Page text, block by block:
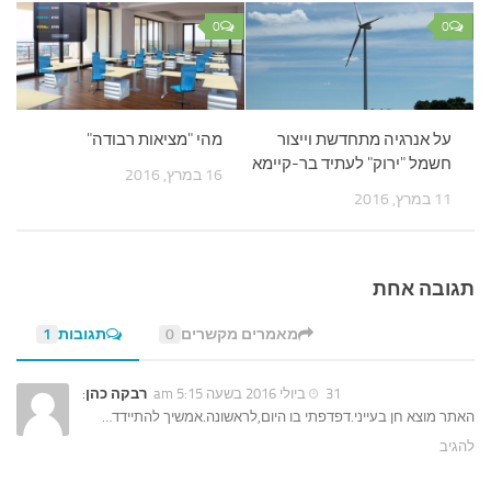
0
מהי "מציאות רבודה"
16 במרץ, 2016
0
על אנרגיה מתחדשת וייצור
חשמל "ירוק" לעתיד בר-קיימא
11 במרץ, 2016
תגובה אחת
תגובות 1 מאמרים מקשרים 0
רבקה כהן:
31 ביולי 2016 בשעה 5:15 am
האתר מוצא חן בעייני.דפדפתי בו היום,לראשונה.אמשיך להתיידד…
להגיב